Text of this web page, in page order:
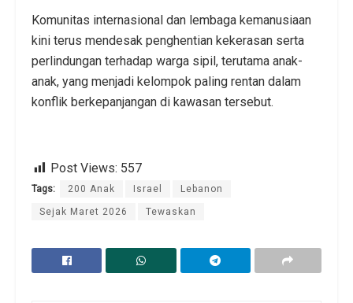
Komunitas internasional dan lembaga kemanusiaan
kini terus mendesak penghentian kekerasan serta
perlindungan terhadap warga sipil, terutama anak-
anak, yang menjadi kelompok paling rentan dalam
konflik berkepanjangan di kawasan tersebut.
Post Views: 557
Tags: 200 Anak Israel Lebanon
Sejak Maret 2026 Tewaskan